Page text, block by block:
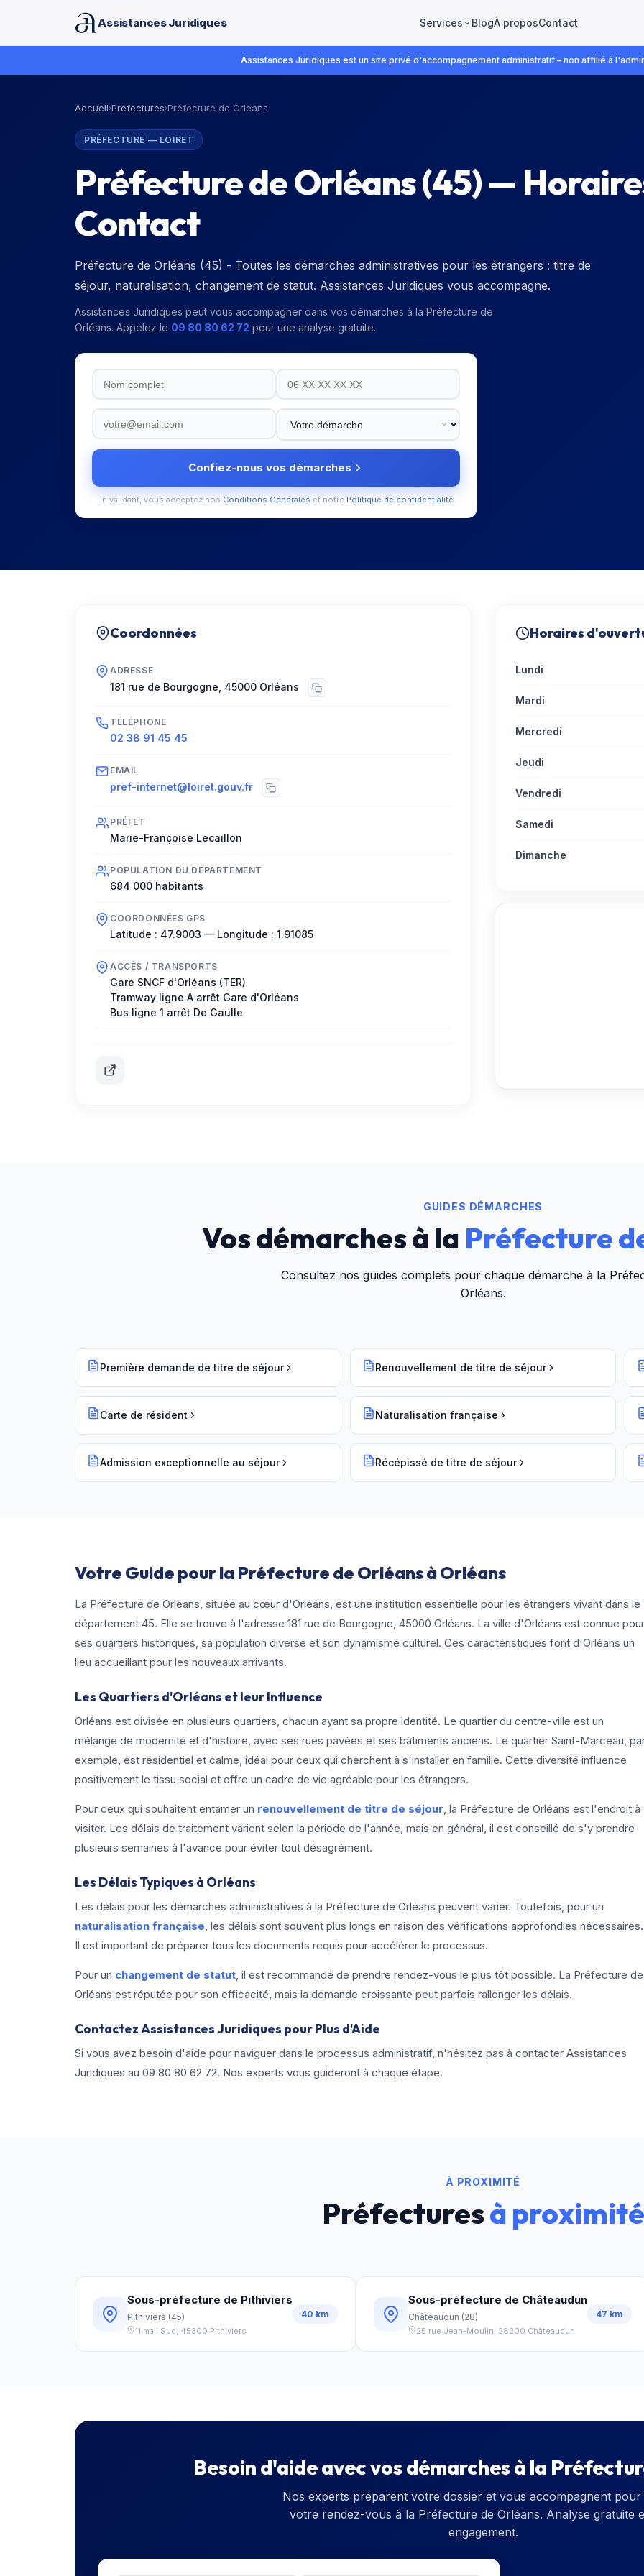
Assistances Juridiques Services BlogÀ proposContact
Assistances Juridiques est un site privé d'accompagnement administratif – non affilié à
Accueil›Préfectures›Préfecture de Orléans
PRÉFECTURE — LOIRET
Préfecture de Orléans(45) —
Contact
Préfecture de Orléans (45) - Toutes les démarches administratives pour les étrangers : titre de
séjour, naturalisation, changement de statut. Assistances Juridiques vous accompagne.
Assistances Juridiques peut vous accompagner dans vos démarches à la Préfecture de
Orléans. Appelez le 09 80 80 62 72 pour une analyse gratuite.
Confiez-nous vos démarches
En validant, vous acceptez nos Conditions Générales et notre Politique de confidentialité.
Coordonnées
ADRESSE
181 rue de Bourgogne 45000 Orléans
TÉLÉPHONE
02 38 91 45 45
EMAIL
pref-internet@loiret.gouv.fr
PRÉFET
Marie-Françoise Lecaillon
POPULATION DU DÉPARTEMENT
684 000 habitants
COORDONNÉES GPS
Latitude : 47.9003 — Longitude : 1.91085
ACCÈS / TRANSPORTS
Gare SNCF d'Orléans (TER)
Tramway ligne A arrêt Gare d'Orléans
Bus ligne 1 arrêt De Gaulle
Horaires
Lundi
Mardi
Mercredi
Jeudi
Vendredi
Samedi
Dimanche
GUIDES DÉMARCHES
Vos démarches à la Préfecture
Consultez nos guides complets pour chaque démarche à la
Orléans.
Première demande de titre de séjour Renouvellement de titre de séjour
Carte de résident Naturalisation française
Admission exceptionnelle au séjour Récépissé de titre de séjour
Votre Guide pour la Préfecture de Orléans à Orléans
La Préfecture de Orléans, située au cœur d'Orléans, est une institution essentielle pour les étrangers vivant dans le
département 45. Elle se trouve à l'adresse 181 rue de Bourgogne, 45000 Orléans. La ville d'Orléans est connue pour
ses quartiers historiques, sa population diverse et son dynamisme culturel. Ces caractéristiques font d'Orléans un
lieu accueillant pour les nouveaux arrivants.
Les Quartiers d'Orléans et leur Influence
Orléans est divisée en plusieurs quartiers, chacun ayant sa propre identité. Le quartier du centre-ville est un
mélange de modernité et d'histoire, avec ses rues pavées et ses bâtiments anciens. Le quartier Saint-Marceau,
exemple, est résidentiel et calme, idéal pour ceux qui cherchent à s'installer en famille. Cette diversité influence
positivement le tissu social et offre un cadre de vie agréable pour les étrangers.
Pour ceux qui souhaitent entamer un renouvellement de titre de séjour, la Préfecture de Orléans est l'endroit à
visiter. Les délais de traitement varient selon la période de l'année, mais en général, il est conseillé de s'y prendre
plusieurs semaines à l'avance pour éviter tout désagrément.
Les Délais Typiques à Orléans
Les délais pour les démarches administratives à la Préfecture de Orléans peuvent varier. Toutefois, pour un
naturalisation française, les délais sont souvent plus longs en raison des vérifications approfondies nécessaires.
Il est important de préparer tous les documents requis pour accélérer le processus.
Pour un changement de statut, il est recommandé de prendre rendez-vous le plus tôt possible. La Préfecture de
Orléans est réputée pour son efficacité, mais la demande croissante peut parfois rallonger les délais.
Contactez Assistances Juridiques pour Plus d'Aide
Si vous avez besoin d'aide pour naviguer dans le processus administratif, n'hésitez pas à contacter Assistances
Juridiques au 09 80 80 62 72. Nos experts vous guideront à chaque étape.
À PROXIMITÉ
Préfecturesà proximité
Sous-préfecture de Pithiviers
Pithiviers (45)
11 mail Sud, 45300 Pithiviers
40 km
Sous-préfecture de Châteaudun
Châteaudun (28)
25 rue Jean-Moulin, 28200 Châteaudun
47 km
Besoin d'aide avec vos démarches à la
Nos experts préparent votre dossier et vous accompagnent
votre rendez-vous à la Préfecture de Orléans. Analyse gratuite
engagement.